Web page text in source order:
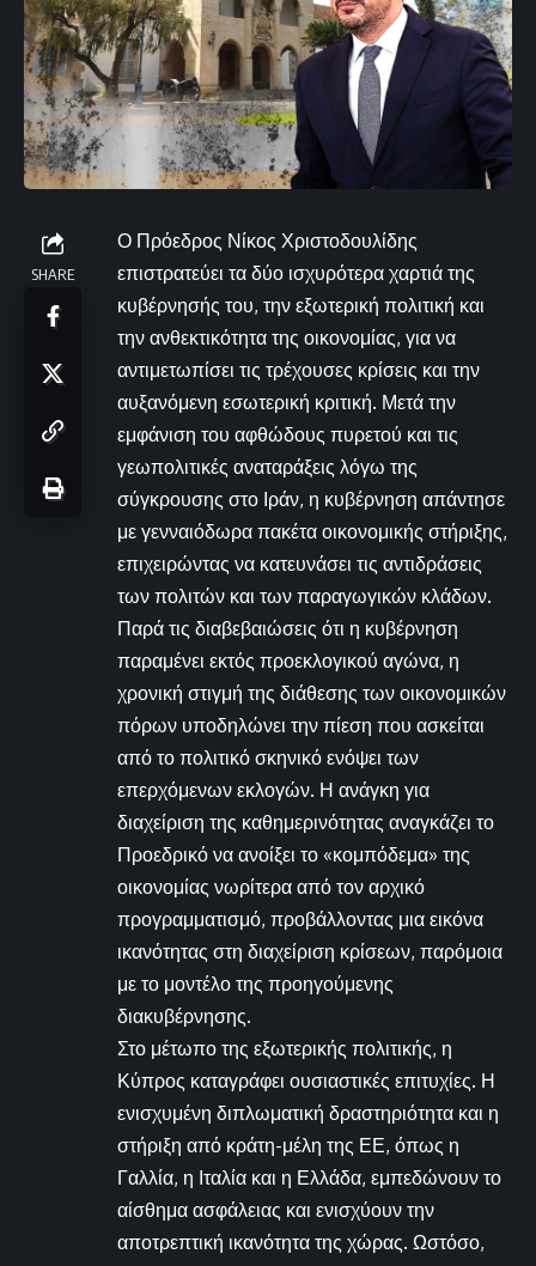
SHARE
Ο Πρόεδρος Νίκος Χριστοδουλίδης
επιστρατεύει τα δύο ισχυρότερα χαρτιά της
κυβέρνησής του, την εξωτερική πολιτική και
την ανθεκτικότητα της οικονομίας, για να
αντιμετωπίσει τις τρέχουσες κρίσεις και την
αυξανόμενη εσωτερική κριτική. Μετά την
εμφάνιση του αφθώδους πυρετού και τις
γεωπολιτικές αναταράξεις λόγω της
σύγκρουσης στο Ιράν, η κυβέρνηση απάντησε
με γενναιόδωρα πακέτα οικονομικής στήριξης,
επιχειρώντας να κατευνάσει τις αντιδράσεις
των πολιτών και των παραγωγικών κλάδων.
Παρά τις διαβεβαιώσεις ότι η κυβέρνηση
παραμένει εκτός προεκλογικού αγώνα, η
χρονική στιγμή της διάθεσης των οικονομικών
πόρων υποδηλώνει την πίεση που ασκείται
από το πολιτικό σκηνικό ενόψει των
επερχόμενων εκλογών. Η ανάγκη για
διαχείριση της καθημερινότητας αναγκάζει το
Προεδρικό να ανοίξει το «κομπόδεμα» της
οικονομίας νωρίτερα από τον αρχικό
προγραμματισμό, προβάλλοντας μια εικόνα
ικανότητας στη διαχείριση κρίσεων, παρόμοια
με το μοντέλο της προηγούμενης
διακυβέρνησης.
Στο μέτωπο της εξωτερικής πολιτικής, η
Κύπρος καταγράφει ουσιαστικές επιτυχίες. Η
ενισχυμένη διπλωματική δραστηριότητα και η
στήριξη από κράτη-μέλη της ΕΕ, όπως η
Γαλλία, η Ιταλία και η Ελλάδα, εμπεδώνουν το
αίσθημα ασφάλειας και ενισχύουν την
αποτρεπτική ικανότητα της χώρας. Ωστόσο,